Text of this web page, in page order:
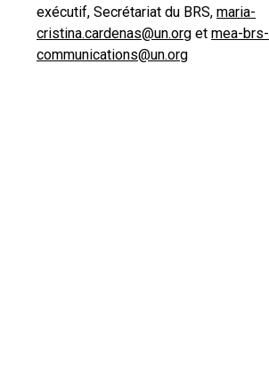
exécutif, Secrétariat du BRS, maria-
cristina.cardenas@un.org et mea-brs-
communications@un.org